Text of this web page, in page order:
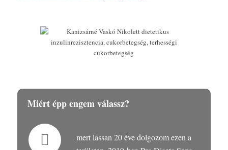
Miért épp engem válassz?
mert lassan 20 éve dolgozom ezen a